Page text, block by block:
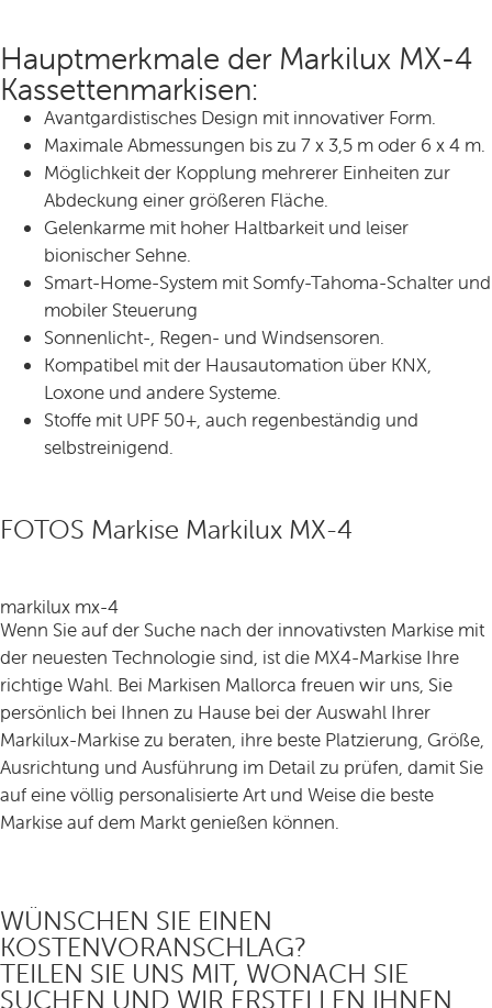
Hauptmerkmale der Markilux MX-4
Kassettenmarkisen:
Avantgardistisches Design mit innovativer Form.
Maximale Abmessungen bis zu 7 x 3,5 m oder 6 x 4 m.
Möglichkeit der Kopplung mehrerer Einheiten zur
Abdeckung einer größeren Fläche.
Gelenkarme mit hoher Haltbarkeit und leiser
bionischer Sehne.
Smart-Home-System mit Somfy-Tahoma-Schalter und
mobiler Steuerung
Sonnenlicht-, Regen- und Windsensoren.
Kompatibel mit der Hausautomation über KNX,
Loxone und andere Systeme.
Stoffe mit UPF 50+, auch regenbeständig und
selbstreinigend.
FOTOS Markise Markilux MX-4
markilux mx-4
Wenn Sie auf der Suche nach der innovativsten Markise mit
der neuesten Technologie sind, ist die MX4-Markise Ihre
richtige Wahl. Bei Markisen Mallorca freuen wir uns, Sie
persönlich bei Ihnen zu Hause bei der Auswahl Ihrer
Markilux-Markise zu beraten, ihre beste Platzierung, Größe,
Ausrichtung und Ausführung im Detail zu prüfen, damit Sie
auf eine völlig personalisierte Art und Weise die beste
Markise auf dem Markt genießen können.
WÜNSCHEN SIE EINEN
KOSTENVORANSCHLAG?
TEILEN SIE UNS MIT, WONACH SIE
SUCHEN UND WIR ERSTELLEN IHNEN